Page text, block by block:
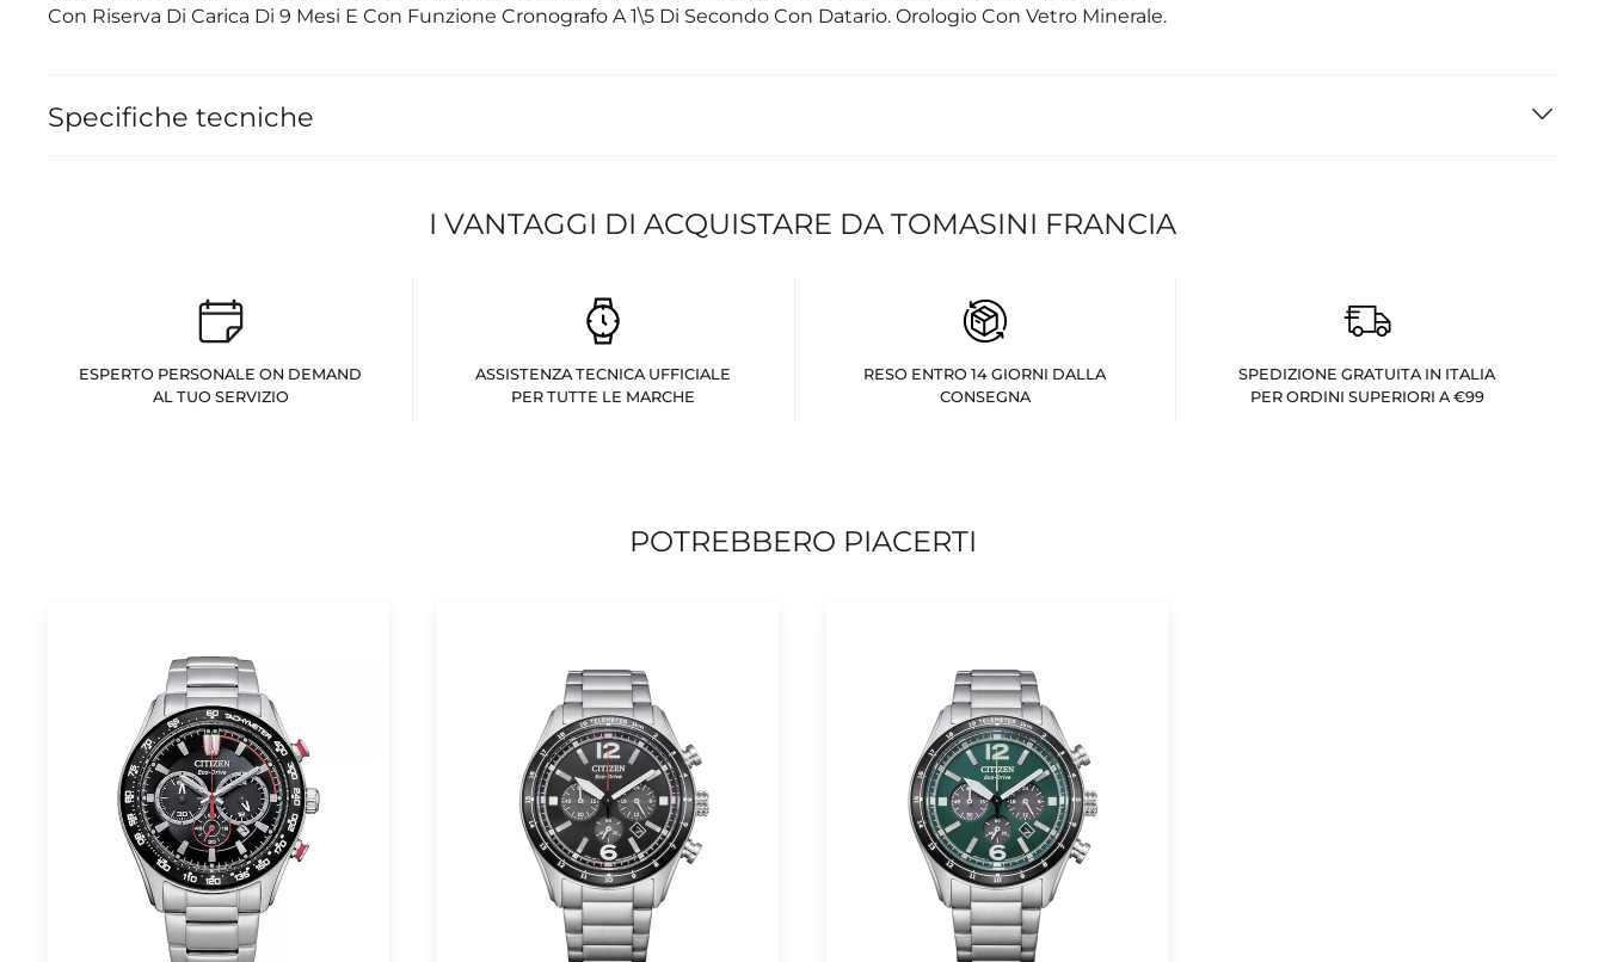
Con Riserva Di Carica Di 9 Mesi E Con Funzione Cronografo A 1\5 Di Secondo Con Datario. Orologio Con Vetro Minerale.
Specifiche tecniche
I VANTAGGI DI ACQUISTARE DA TOMASINI FRANCIA
ESPERTO PERSONALE ON DEMAND
AL TUO SERVIZIO
ASSISTENZA TECNICA UFFICIALE
PER TUTTE LE MARCHE
RESO ENTRO 14 GIORNI DALLA
CONSEGNA
SPEDIZIONE GRATUITA IN ITALIA
PER ORDINI SUPERIORI A €99
POTREBBERO PIACERTI